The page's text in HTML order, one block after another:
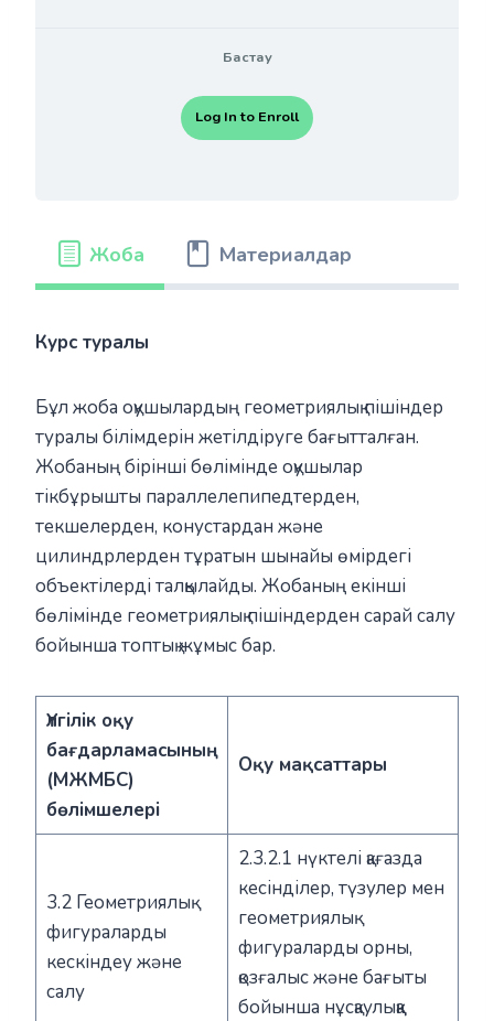
Бастау
Log In to Enroll
Жоба Материалдар
Курс туралы
Бұл жоба оқушылардың геометриялық пішіндер
туралы білімдерін жетілдіруге бағытталған.
Жобаның бірінші бөлімінде оқушылар
тікбұрышты параллелепипедтерден,
текшелерден, конустардан және
цилиндрлерден тұратын шынайы өмірдегі
объектілерді талқылайды. Жобаның екінші
бөлімінде геометриялық пішіндерден сарай салу
бойынша топтық жұмыс бар.
Үлгілік оқу
бағдарламасының
(МЖМБС)
бөлімшелері
Оқу мақсаттары
3.2 Геометриялық
фигураларды
кескіндеу және
салу
2.3.2.1 нүктелі қағазда
кесінділер, түзулер мен
геометриялық
фигураларды орны,
қозғалыс және бағыты
бойынша нұсқаулыққа